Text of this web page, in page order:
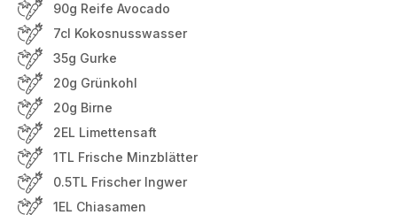
90g Reife Avocado
7cl Kokosnusswasser
35g Gurke
20g Grünkohl
20g Birne
2EL Limettensaft
1TL Frische Minzblätter
0.5TL Frischer Ingwer
1EL Chiasamen